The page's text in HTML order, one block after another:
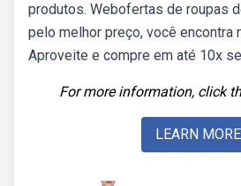
produtos. Webofertas de roupas
pelo melhor preço, você encontra
Aproveite e compre em até 10x
For more information, click
LEARN MORE